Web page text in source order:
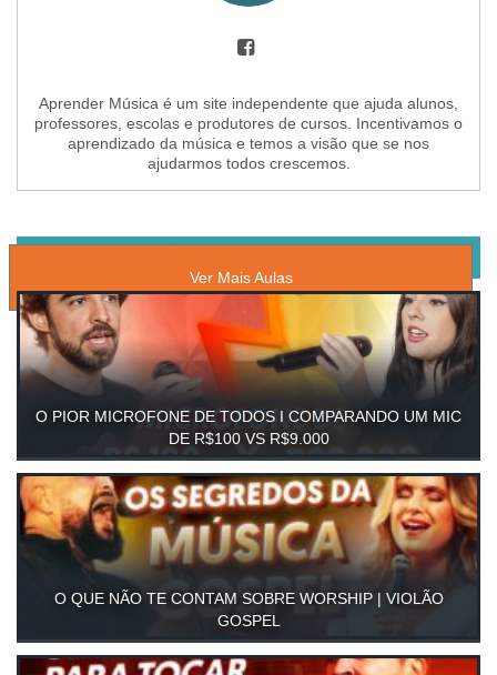
Aprender Música é um site independente que ajuda alunos,
professores, escolas e produtores de cursos. Incentivamos o
aprendizado da música e temos a visão que se nos
ajudarmos todos crescemos.
Ver Mais Aulas
O PIOR MICROFONE DE TODOS I COMPARANDO UM MIC
DE R$100 VS R$9.000
O QUE NÃO TE CONTAM SOBRE WORSHIP | VIOLÃO
GOSPEL